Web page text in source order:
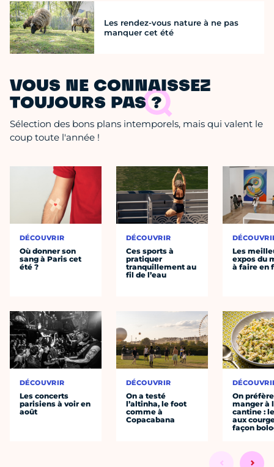
Les rendez-vous nature à ne pas
manquer cet été
VOUS NE CONNAISSEZ
TOUJOURS PAS ?
Sélection des bons plans intemporels, mais qui valent le
coup toute l'année !
DÉCOUVRIR
Où donner son
sang à Paris cet
été ?
DÉCOUVRIR
Les concerts
parisiens à voir en
août
DÉCOUVRIR
Ces sports à
pratiquer
tranquillement au
fil de l’eau
DÉCOUVRIR
On a testé
l’altinha, le foot
comme à
Copacabana
Les
expos du
à faire en
On préfère
manger à
cantine :
aux
façon